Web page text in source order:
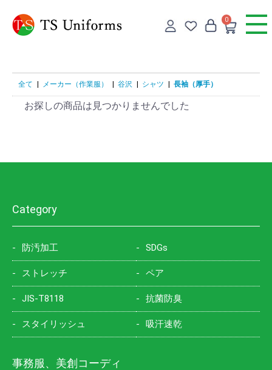
0
全て メーカー（作業服） 谷沢 シャツ 長袖（厚手）
お探しの商品は見つかりませんでした
Category
防汚加工 SDGs
ストレッチ ペア
JIS-T8118 抗菌防臭
スタイリッシュ 吸汗速乾
事務服、美創コーディ